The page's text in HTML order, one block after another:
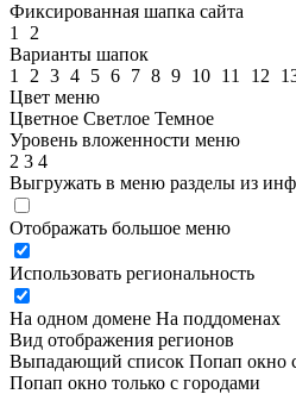
Фиксированная шапка сайта
1
2
Варианты шапок
1
2 3 4 5 6 7 8 9 10 11 12
Цвет меню
Цветное Светлое Темное
Уровень вложенности меню
2 3 4
Выгружать в меню разделы из
Отображать большое меню
Использовать региональность
На одном домене На поддоменах
Вид отображения регионов
Выпадающий список Попап окно
Попап окно только с городами